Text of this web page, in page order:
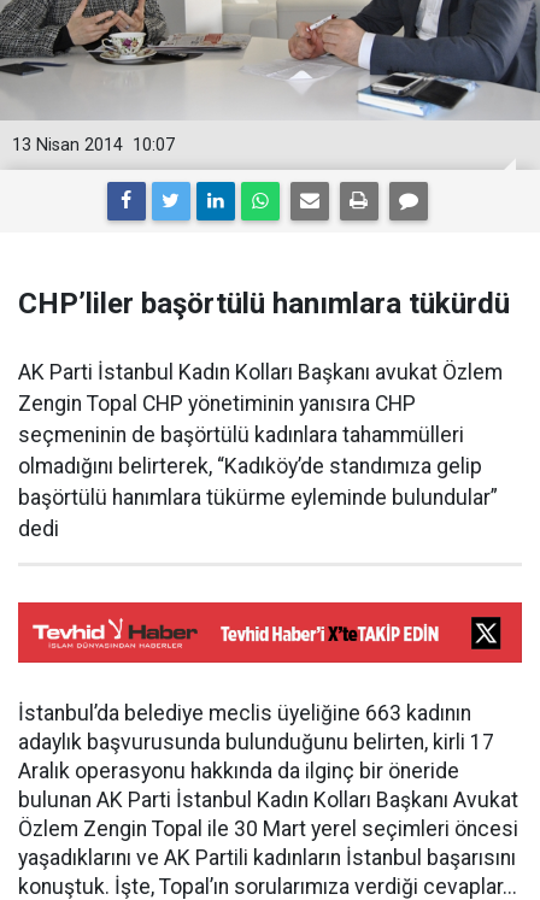
10:07
13 Nisan 2014
CHP’liler başörtülü hanımlara tükürdü
AK Parti İstanbul Kadın Kolları Başkanı avukat Özlem
Zengin Topal CHP yönetiminin yanısıra CHP
seçmeninin de başörtülü kadınlara tahammülleri
olmadığını belirterek, “Kadıköy’de standımıza gelip
başörtülü hanımlara tükürme eyleminde bulundular”
dedi
İstanbul’da belediye meclis üyeliğine 663 kadının
adaylık başvurusunda bulunduğunu belirten, kirli 17
Aralık operasyonu hakkında da ilginç bir öneride
bulunan AK Parti İstanbul Kadın Kolları Başkanı Avukat
Özlem Zengin Topal ile 30 Mart yerel seçimleri öncesi
yaşadıklarını ve AK Partili kadınların İstanbul başarısını
konuştuk. İşte, Topal’ın sorularımıza verdiği cevaplar...